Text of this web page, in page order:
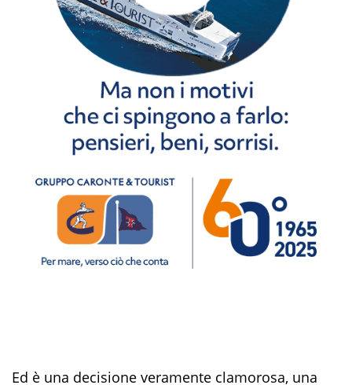
Ed è una decisione veramente clamorosa, una